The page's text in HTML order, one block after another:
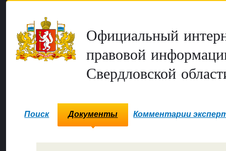
Официальный
правовой
Свердловской
Поиск Документы Комментарии